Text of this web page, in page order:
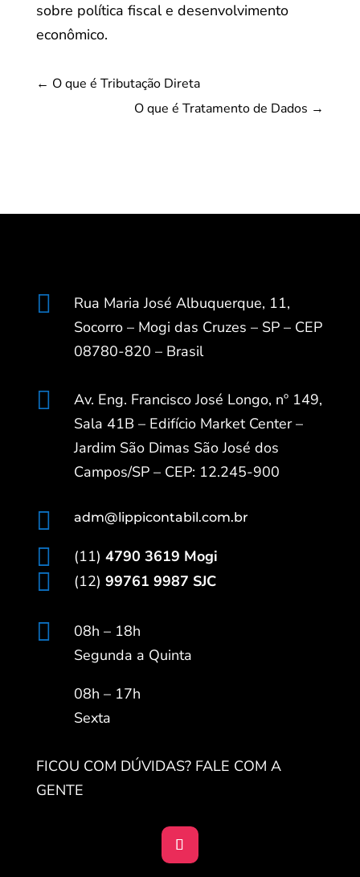
sobre política fiscal e desenvolvimento
econômico.
← O que é Tributação Direta
O que é Tratamento de Dados →

Rua Maria José Albuquerque, 11,
Socorro – Mogi das Cruzes – SP – CEP
08780-820 – Brasil

Av. Eng. Francisco José Longo, nº 149,
Sala 41B – Edifício Market Center –
Jardim São Dimas São José dos
Campos/SP – CEP: 12.245-900
 adm@lippicontabil.com.br
 (11) 4790 3619 Mogi
 (12) 99761 9987 SJC

08h – 18h
Segunda a Quinta
08h – 17h
Sexta
FICOU COM DÚVIDAS? FALE COM A
GENTE